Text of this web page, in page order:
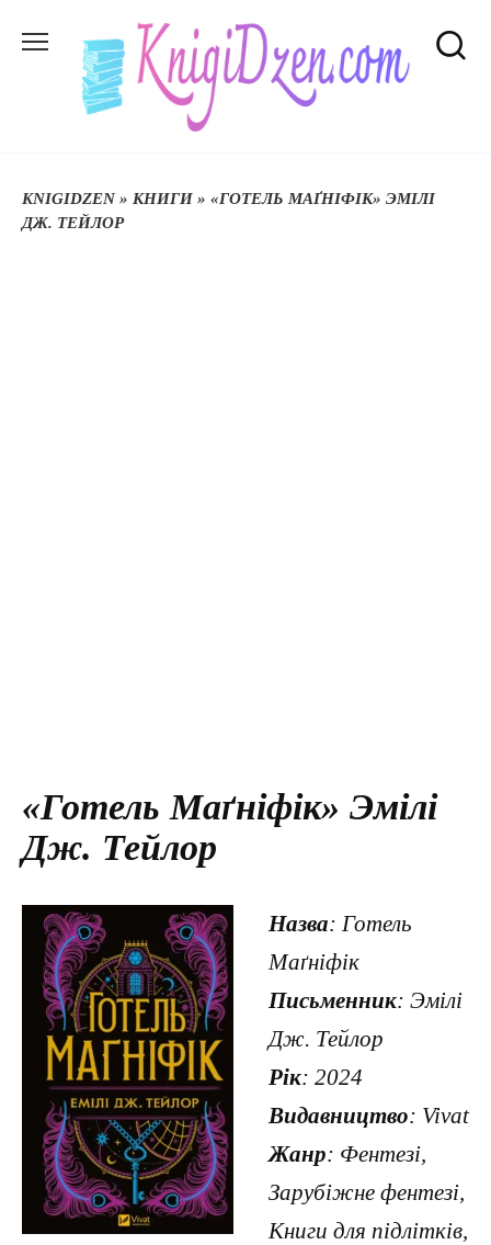
до
KNIGIDZEN» КНИГИ » «ГОТЕЛЬ МАҐНІФІК» ЭМІЛІ
ДЖ. ТЕЙЛОР
«Готель Маґніфік» Эмілі
Дж. Тейлор
Назва: Готель
Маґніфік
Письменник: Эмілі
Дж. Тейлор
Рік: 2024
Видавництво: Vivat
Жанр: Фентезі,
Зарубіжне фентезі,
Книги для підлітків,